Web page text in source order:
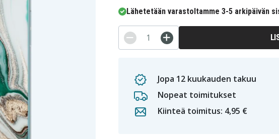
Lähetetään varastoltamme 3-5 arkipäivän
Jopa 12 kuukauden takuu
Nopeat toimitukset
Kiinteä toimitus: 4,95 €